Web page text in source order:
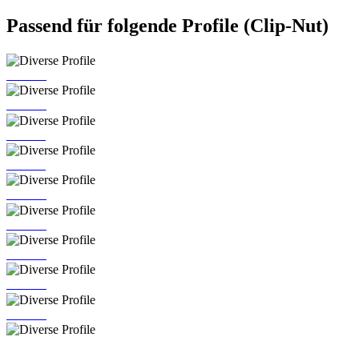
Passend für folgende Profile (Clip-Nut)